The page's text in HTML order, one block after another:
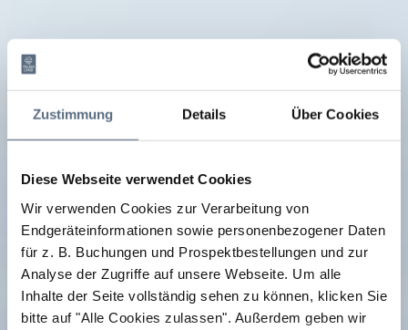
Zustimmung Details Über Cookies
Diese Webseite verwendet Cookies
Wir verwenden Cookies zur Verarbeitung von
Endgeräteinformationen sowie personenbezogener Daten
für z. B. Buchungen und Prospektbestellungen und zur
Analyse der Zugriffe auf unsere Webseite. Um alle
Inhalte der Seite vollständig sehen zu können, klicken Sie
bitte auf "Alle Cookies zulassen". Außerdem geben wir